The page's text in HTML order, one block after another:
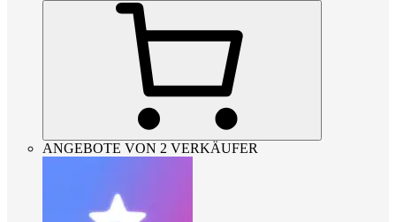
ANGEBOTE VON 2 VERKÄUFER